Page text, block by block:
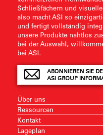
Schließfächern und
also macht ASI so
und fertigt vollständig
unsere Produkte nahtlos
bei der Auswahl,
bei ASI.
ABONNIEREN SIE
ASI GROUP
Über uns
Ressourcen
Kontakt
Lageplan